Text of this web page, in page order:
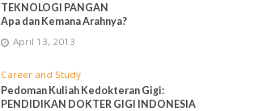
TEKNOLOGI PANGAN
Apa dan Kemana Arahnya?
April 13, 2013
Career and Study
Pedoman Kuliah Kedokteran Gigi:
PENDIDIKAN DOKTER GIGI INDONESIA